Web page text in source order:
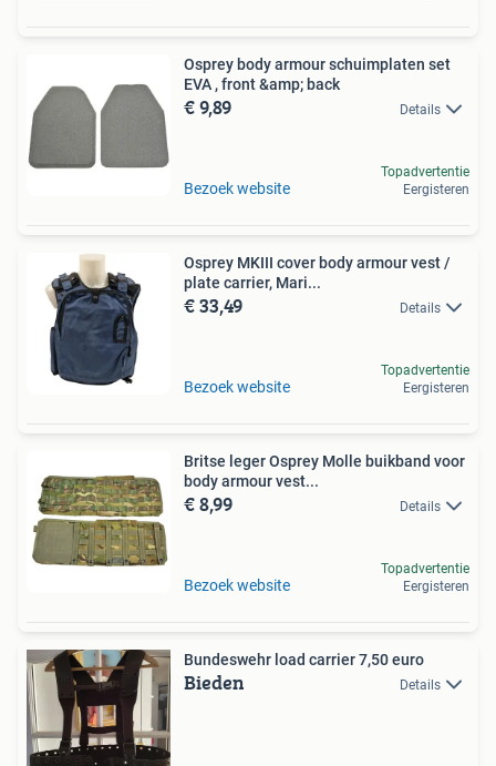
Osprey body armour schuimplaten set
EVA , front &amp; back
€ 9,89 Details
Bezoek website
Topadvertentie
Eergisteren
Osprey MKIII cover body armour vest /
plate carrier, Mari...
€ 33,49 Details
Bezoek website
Topadvertentie
Eergisteren
Britse leger Osprey Molle buikband voor
body armour vest...
€ 8,99 Details
Bezoek website
Topadvertentie
Eergisteren
Bundeswehr load carrier 7,50 euro
Bieden Details